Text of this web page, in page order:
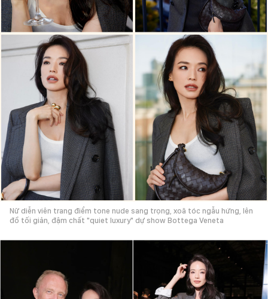
Nữ diễn viên trang điểm tone nude sang trọng, xoã tóc ngẫu hứng, lên
đồ tối giản, đậm chất "quiet luxury" dự show Bottega Veneta